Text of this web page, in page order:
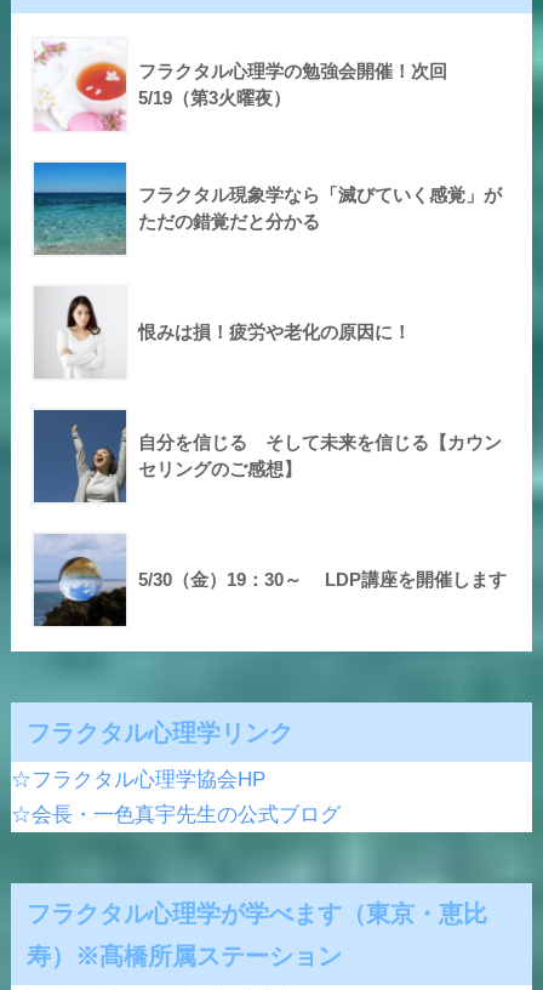
フラクタル心理学の勉強会開催！次回
5/19（第3火曜夜）
フラクタル現象学なら「滅びていく感覚」が
ただの錯覚だと分かる
恨みは損！疲労や老化の原因に！
自分を信じる そして未来を信じる【カウン
セリングのご感想】
5/30（金）19：30～ LDP講座を開催します
フラクタル心理学リンク
☆フラクタル心理学協会HP
☆会長・一色真宇先生の公式ブログ
フラクタル心理学が学べます（東京・恵比
寿）※髙橋所属ステーション